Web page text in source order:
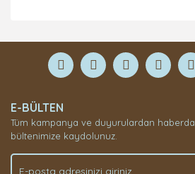
Yorum Yaz
E-BÜLTEN
Tüm kampanya ve duyurulardan
bültenimize kaydolunuz.